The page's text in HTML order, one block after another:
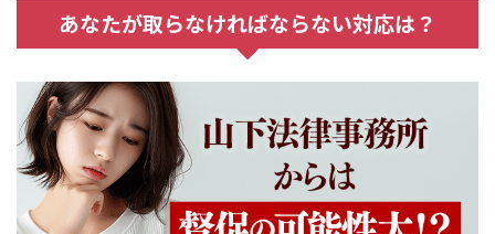
あなたが取らなければならない対応は？